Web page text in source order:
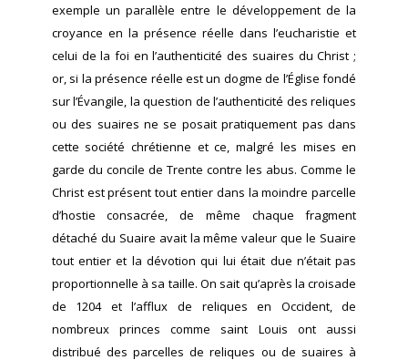
exemple un parallèle entre le développement de la
croyance en la présence réelle dans l’eucharistie et
celui de la foi en l’authenticité des suaires du Christ ;
or, si la présence réelle est un dogme de l’Église fondé
sur l’Évangile, la question de l’authenticité des reliques
ou des suaires ne se posait pratiquement pas dans
cette société chrétienne et ce, malgré les mises en
garde du concile de Trente contre les abus. Comme le
Christ est présent tout entier dans la moindre parcelle
d’hostie consacrée, de même chaque fragment
détaché du Suaire avait la même valeur que le Suaire
tout entier et la dévotion qui lui était due n’était pas
proportionnelle à sa taille. On sait qu’après la croisade
de 1204 et l’afflux de reliques en Occident, de
nombreux princes comme saint Louis ont aussi
distribué des parcelles de reliques ou de suaires à